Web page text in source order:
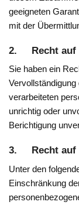
geeigneten
mit der
2. Recht auf
Sie haben ein
verarbeiteten
unrichtig oder
Berichtigung
3. Recht auf
Unter den
Einschränkung